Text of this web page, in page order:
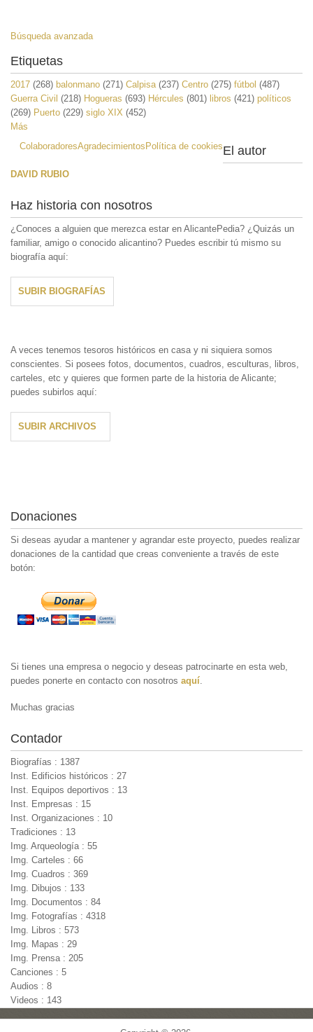
Búsqueda avanzada
Etiquetas
2017 (268) balonmano (271) Calpisa (237) Centro (275) fútbol (487)
Guerra Civil (218) Hogueras (693) Hércules (801) libros (421) políticos
(269) Puerto (229) siglo XIX (452)
Más
ColaboradoresAgradecimientos Política de cookiesEl autor
DAVID RUBIO
Haz historia con nosotros
¿Conoces a alguien que merezca estar en AlicantePedia? ¿Quizás un
familiar, amigo o conocido alicantino? Puedes escribir tú mismo su
biografía aquí:
SUBIR BIOGRAFÍAS
A veces tenemos tesoros históricos en casa y ni siquiera somos
conscientes. Si posees fotos, documentos, cuadros, esculturas, libros,
carteles, etc y quieres que formen parte de la historia de Alicante;
puedes subirlos aquí:
SUBIR ARCHIVOS
Donaciones
Si deseas ayudar a mantener y agrandar este proyecto, puedes realizar
donaciones de la cantidad que creas conveniente a través de este
botón:
Si tienes una empresa o negocio y deseas patrocinarte en esta web,
puedes ponerte en contacto con nosotros aquí
Muchas gracias
Contador
Biografías : 1387
Inst. Edificios históricos : 27
Inst. Equipos deportivos : 13
Inst. Empresas : 15
Inst. Organizaciones : 10
Tradiciones : 13
Img. Arqueología : 55
Img. Carteles : 66
Img. Cuadros : 369
Img. Dibujos : 133
Img. Documentos : 84
Img. Fotografías : 4318
Img. Libros : 573
Img. Mapas : 29
Img. Prensa : 205
Canciones : 5
Audios : 8
Videos : 143